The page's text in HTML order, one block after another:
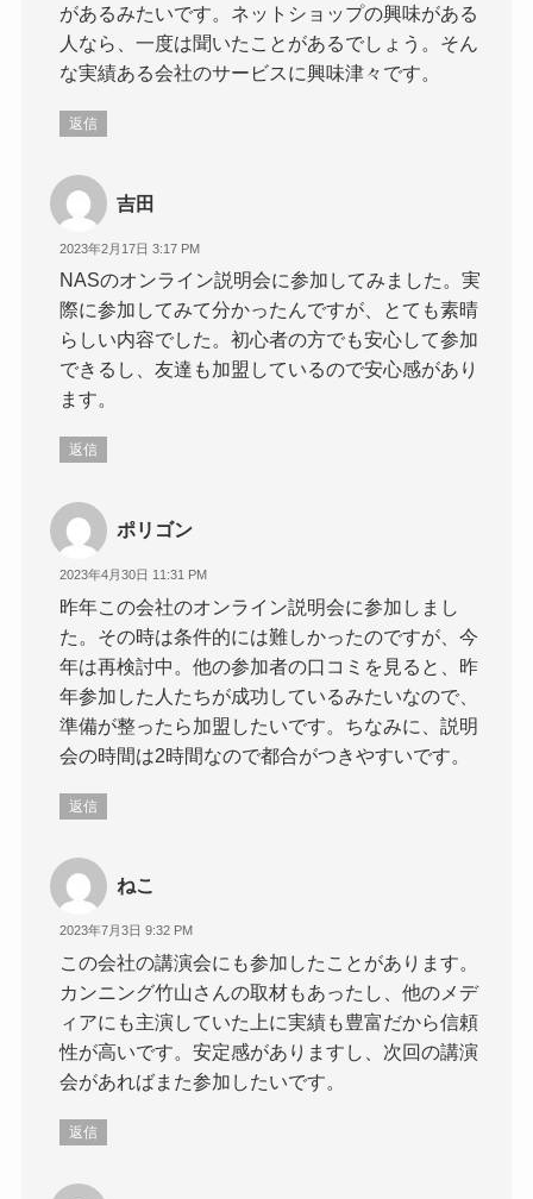
があるみたいです。ネットショップの興味がある
人なら、一度は聞いたことがあるでしょう。そん
な実績ある会社のサービスに興味津々です。
返信
吉田
2023年2月17日 3:17 PM
NASのオンライン説明会に参加してみました。実
際に参加してみて分かったんですが、とても素晴
らしい内容でした。初心者の方でも安心して参加
できるし、友達も加盟しているので安心感があり
ます。
返信
ポリゴン
2023年4月30日 11:31 PM
昨年この会社のオンライン説明会に参加しまし
た。その時は条件的には難しかったのですが、今
年は再検討中。他の参加者の口コミを見ると、昨
年参加した人たちが成功しているみたいなので、
準備が整ったら加盟したいです。ちなみに、説明
会の時間は2時間なので都合がつきやすいです。
返信
ねこ
2023年7月3日 9:32 PM
この会社の講演会にも参加したことがあります。
カンニング竹山さんの取材もあったし、他のメデ
ィアにも主演していた上に実績も豊富だから信頼
性が高いです。安定感がありますし、次回の講演
会があればまた参加したいです。
返信